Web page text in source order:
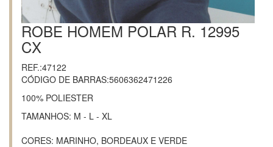
ROBE HOMEM POLAR R. 12995
CX
REF.:47122
CÓDIGO DE BARRAS:5606362471226
100% POLIESTER
TAMANHOS: M - L - XL
CORES: MARINHO, BORDEAUX E VERDE